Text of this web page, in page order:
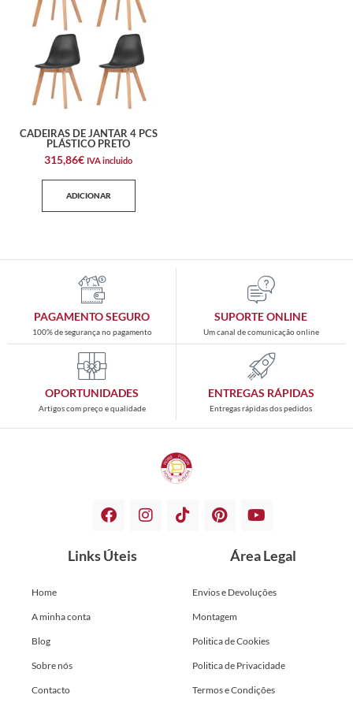
CADEIRAS DE JANTAR 4 PCS
PLÁSTICO PRETO
315,86€ IVA incluido
ADICIONAR
PAGAMENTO SEGURO
100% de segurança no pagamento
SUPORTE ONLINE
Um canal de comunicação online
OPORTUNIDADES
Artigos com preço e qualidade
ENTREGAS RÁPIDAS
Entregas rápidas dos pedidos
Links Úteis
Home
A minha conta
Blog
Sobre nós
Contacto
Área Legal
Envios e Devoluções
Montagem
Politica de Cookies
Politica de Privacidade
Termos e Condições